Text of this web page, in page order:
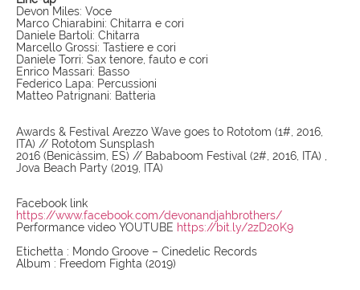
Devon Miles: Voce
Marco Chiarabini: Chitarra e cori
Daniele Bartoli: Chitarra
Marcello Grossi: Tastiere e cori
Daniele Torri: Sax tenore, fauto e cori
Enrico Massari: Basso
Federico Lapa: Percussioni
Matteo Patrignani: Batteria
Awards & Festival Arezzo Wave goes to Rototom (1#, 2016,
ITA) // Rototom Sunsplash
2016 (Benicàssim, ES) // Bababoom Festival (2#, 2016, ITA) ,
Jova Beach Party (2019, ITA)
Facebook link
https://www.facebook.com/devonandjahbrothers/
Performance video YOUTUBE https://bit.ly/2zD20K9
Etichetta : Mondo Groove – Cinedelic Records
Album : Freedom Fighta (2019)